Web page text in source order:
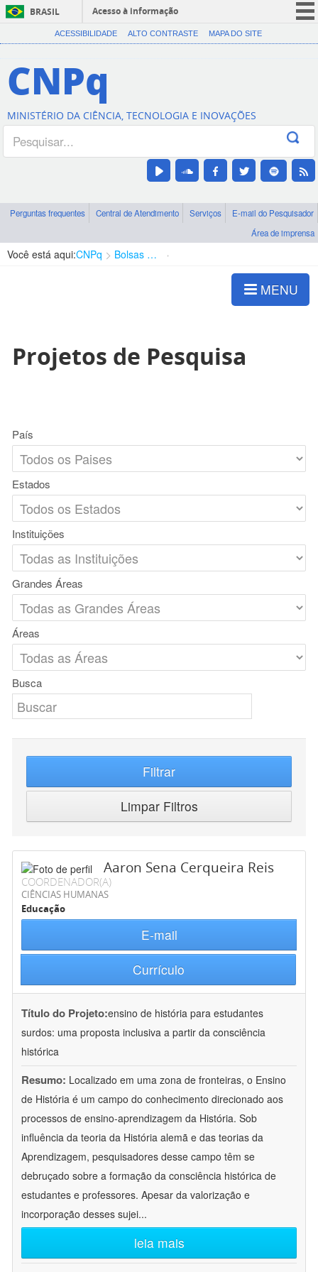
BRASIL
Acesso à informação
CORONAVÍRUS (COVID-19)
Canais
ACESSIBILIDADE ALTO CONTRASTE MAPA DO SITE
CNPq
MINISTÉRIO DA CIÊNCIA, TECNOLOGIA E INOVAÇÕES
Perguntas frequentes Central de Atendimento Serviços
E-mail do Pesquisador
Área de imprensa
Você está aqui:CNPq Bolsas e Auxílios Vigentes
MENU
Projetos de Pesquisa
País
Estados
Instituições
Grandes Áreas
Áreas
Busca
Filtrar
Limpar Filtros
Aaron Sena Cerqueira Reis
COORDENADOR(A)
CIÊNCIAS HUMANAS
Educação
E-mail
Currículo
Título do Projeto:ensino de história para estudantes
surdos: uma proposta inclusiva a partir da consciência
histórica
Resumo: Localizado em uma zona de fronteiras, o Ensino
de História é um campo do conhecimento direcionado aos
processos de ensino-aprendizagem da História. Sob
influência da teoria da História alemã e das teorias da
Aprendizagem, pesquisadores desse campo têm se
debruçado sobre a formação da consciência histórica de
estudantes e professores. Apesar da valorização e
incorporação desses sujei...
leia mais